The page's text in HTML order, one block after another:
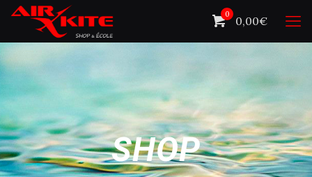
0 0,00€
SHOP